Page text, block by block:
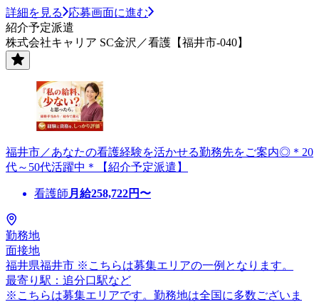
詳細を見る
応募画面に進む
紹介予定派遣
株式会社キャリア SC金沢／看護【福井市-040】
福井市／あなたの看護経験を活かせる勤務先をご案内◎＊20
代～50代活躍中＊【紹介予定派遣】
看護師 月給258,722円〜
勤務地
面接地
福井県福井市 ※こちらは募集エリアの一例となります。
最寄り駅：追分口駅など
※こちらは募集エリアです。勤務地は全国に多数ございま